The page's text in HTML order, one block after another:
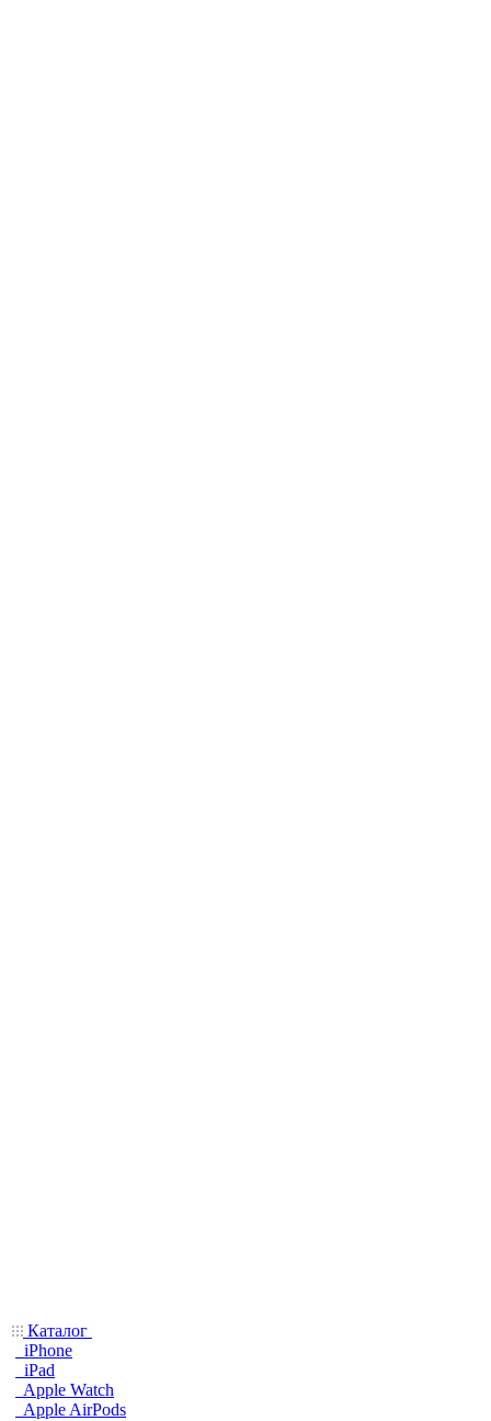
Каталог
iPhone
iPad
Apple Watch
Apple AirPods